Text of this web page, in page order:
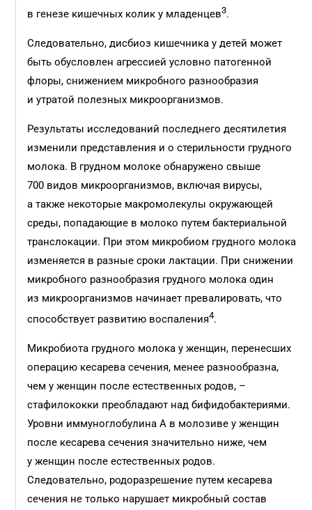
в генезе кишечных колик у младенцев3.
Следовательно, дисбиоз кишечника у детей может
быть обусловлен агрессией условно патогенной
флоры, снижением микробного разнообразия
и утратой полезных микроорганизмов.
Результаты исследований последнего десятилетия
изменили представления и о стерильности грудного
молока. В грудном молоке обнаружено свыше
700 видов микроорганизмов, включая вирусы,
а также некоторые макромолекулы окружающей
среды, попадающие в молоко путем бактериальной
транслокации. При этом микробиом грудного молока
изменяется в разные сроки лактации. При снижении
микробного разнообразия грудного молока один
из микроорганизмов начинает превалировать, что
способствует развитию воспаления4.
Микробиота грудного молока у женщин, перенесших
операцию кесарева сечения, менее разнообразна,
чем у женщин после естественных родов, –
стафилококки преобладают над бифидобактериями.
Уровни иммуноглобулина A в молозиве у женщин
после кесарева сечения значительно ниже, чем
у женщин после естественных родов.
Следовательно, родоразрешение путем кесарева
сечения не только нарушает микробный состав